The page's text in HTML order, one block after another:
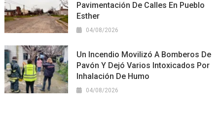
Pavimentación De Calles En Pueblo
Esther
04/08/2026
Un Incendio Movilizó A Bomberos De
Pavón Y Dejó Varios Intoxicados Por
Inhalación De Humo
04/08/2026